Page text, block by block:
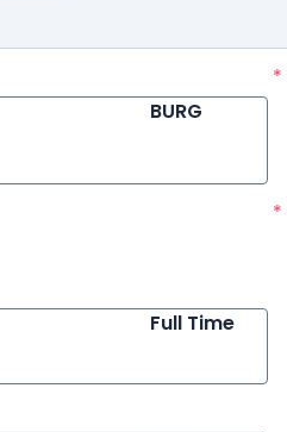
*
BURG
*
Full Time